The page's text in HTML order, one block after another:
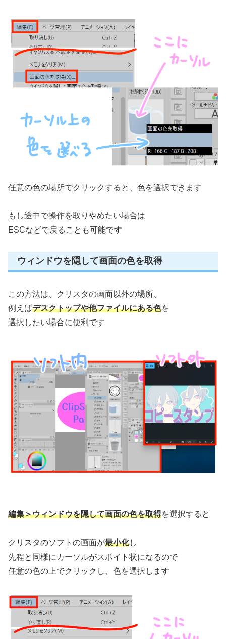
任意の色の場所でクリックすると、色を選択できます
もし途中で操作を取りやめたい場合は
ESCなどで戻ることも可能です
ウィンドウを隠して画面の色を取得
この方法は、クリスタの画面以外の場所、
例えばデスクトップや他ファイルにある色を
選択したい場合に便利です
編集＞ウィンドウを隠して画面の色を取得を選択すると
クリスタのソフトの画面が最小化し
先程と同様にカーソルがスポイト状になるので
任意の色の上でクリックし、色を選択します